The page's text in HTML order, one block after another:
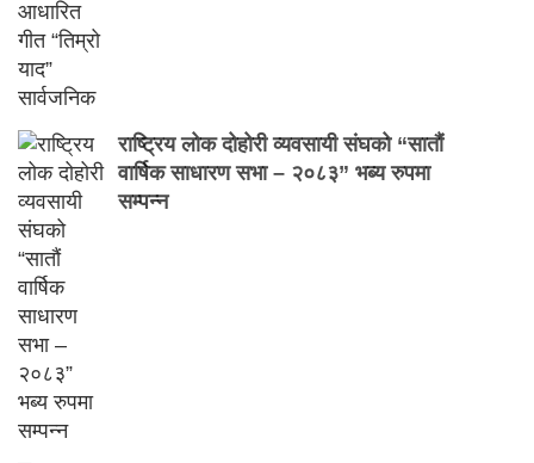
राष्ट्रिय लोक दोहोरी व्यवसायी संघको “सातौं
वार्षिक साधारण सभा – २०८३” भब्य रुपमा
सम्पन्न